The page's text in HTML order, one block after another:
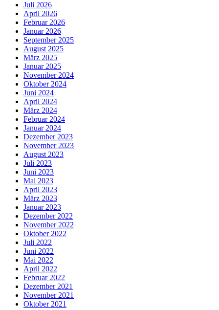
Juli 2026
April 2026
Februar 2026
Januar 2026
September 2025
August 2025
März 2025
Januar 2025
November 2024
Oktober 2024
Juni 2024
April 2024
März 2024
Februar 2024
Januar 2024
Dezember 2023
November 2023
August 2023
Juli 2023
Juni 2023
Mai 2023
April 2023
März 2023
Januar 2023
Dezember 2022
November 2022
Oktober 2022
Juli 2022
Juni 2022
Mai 2022
April 2022
Februar 2022
Dezember 2021
November 2021
Oktober 2021